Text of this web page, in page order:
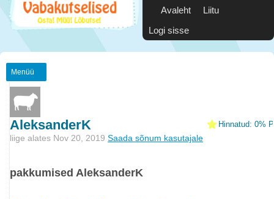
Avaleht
Liitu
Logi sisse
Menüü
AleksanderK Hinnatud: 0%
liige alates Nov 20, 2019 Saada sõnum kasutajale
pakkumised AleksanderK